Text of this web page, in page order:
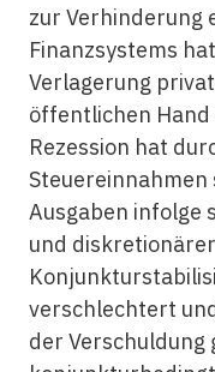
zur Verhinderung
Finanzsystems
Verlagerung
öffentlichen Hand
Rezession hat
Steuereinnahmen
Ausgaben infolge
und
verschlechtert
der Verschuldung